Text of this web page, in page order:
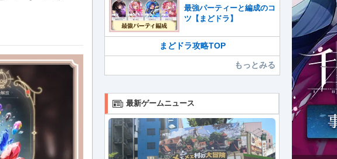
最強パーティーと編成のコ
ツ【まどドラ】
まどドラ攻略TOP
もっとみる
最新ゲームニュース